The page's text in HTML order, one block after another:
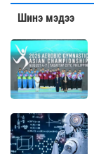
Шинэ мэдээ